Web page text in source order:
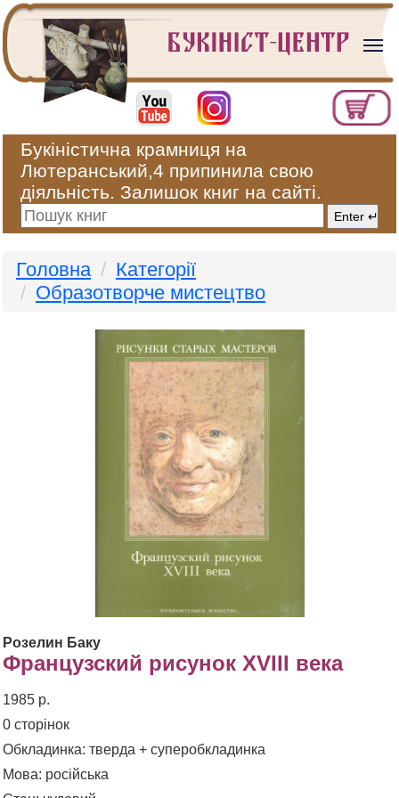
Букіністична крамниця на
Лютеранський,4 припинила свою
діяльність. Залишок книг на сайті.
Головна
Категорії
Образотворче мистецтво
Розелин Баку
Французский рисунок XVIII века
1985 р.
0 сторінок
Обкладинка: тверда + суперобкладинка
Мова: російська